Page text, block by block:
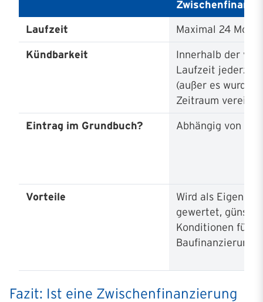
Laufzeit Maximal 24
Kündbarkeit
Innerhalb der
Laufzeit jederzeit
(außer es wurde
Zeitraum
Eintrag im Grundbuch? Abhängig von der
Vorteile
Wird als
gewertet,
Konditionen für
Baufinanzierung
Fazit: Ist eine Zwischen­finanzierung